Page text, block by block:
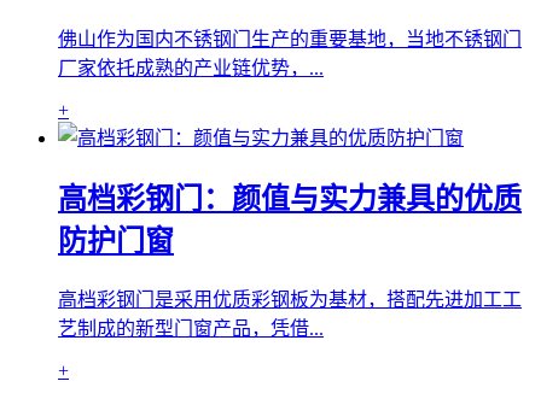
佛山作为国内不锈钢门生产的重要基地，当地不锈钢门
厂家依托成熟的产业链优势，...
+
高档彩钢门：颜值与实力兼具的优质
防护门窗
高档彩钢门是采用优质彩钢板为基材，搭配先进加工工
艺制成的新型门窗产品，凭借...
+